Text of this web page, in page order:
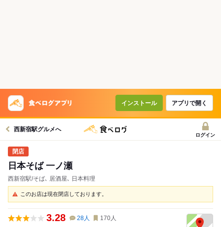
インストール アプリで開く
西新宿駅グルメへ
ログイン
日本そば 一ノ瀬
西新宿駅/そば､ 居酒屋､ 日本料理
このお店は現在閉店しております。
3.28 28人 170人